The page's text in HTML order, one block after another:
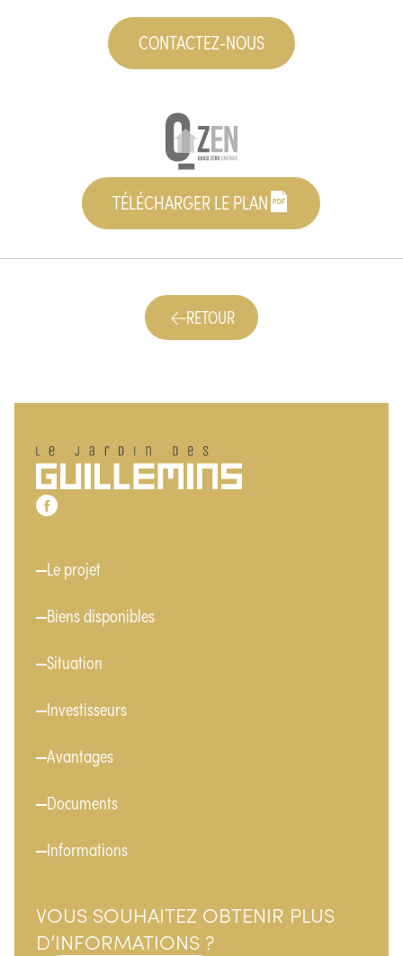
CONTACTEZ-NOUS
TÉLÉCHARGER LE PLAN
RETOUR
Pied de page
Le jardin des Guillemins
Notre page Facebook
Le projet
Biens disponibles
Situation
Investisseurs
Avantages
Documents
Informations
VOUS SOUHAITEZ OBTENIR PLUS
D’INFORMATIONS ?